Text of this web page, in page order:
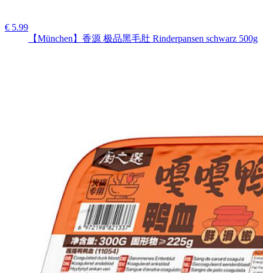
€ 5.99
【München】香源 极品黑毛肚 Rinderpansen schwarz 500g